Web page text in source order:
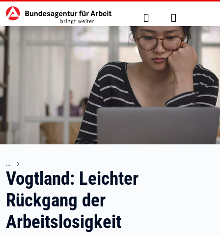
zu den Hauptinhalten springen
Hauptnavigation Suche Anmelden
Vogtland: Leichter
Rückgang der
Arbeitslosigkeit